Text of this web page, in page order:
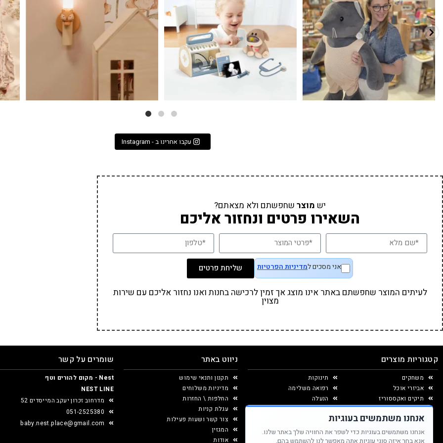
עקבו אחרינו ב - Instagram
יש מוצר שחפשתם ולא מצאתם?
השאירו פרטים ונחזור אליכם
אני מסכים למדיניות הפרטיות שליחת פרטים
לעיתים המוצר שחפשתם באתר אינו מוצג אך זמין לרכישה בחנות ואנו נחזור אליכם עם שירות
מצוין
קטגוריות מוצרים
משחקים
אביזרי אוכל
תיקים ואקססוריז
יצירה ומוצרי נייר
עיצוב החדר
תינוקות
רפואה משלימה
הנעלה
ניווט באתר
תקנון ותנאי שימוש
מדיניות משלוחים
החלפות \ החזרות
עגלת קניות
צור קשר ושעות פעילות
המגזין
אודות
שומרים על קשר
Nest - מקום להורים וטף
NEST LINE
מדרחוב זכרון יעקב המייסדים 52
051-2525380
baby.nest.place@gmail.com
אנחנו משתמשים בעוגיות
אנחנו משתמשים בעוגיות כדי לשפר את החוויה שלך באתר שלנו.
אנא בחר איזה סוגי עוגיות אתה מאפשר לנו להשתמש בהם.